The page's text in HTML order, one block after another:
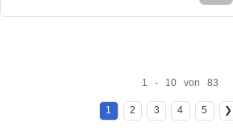
1 - 10 von 83
1 2 3 4 5 ❯